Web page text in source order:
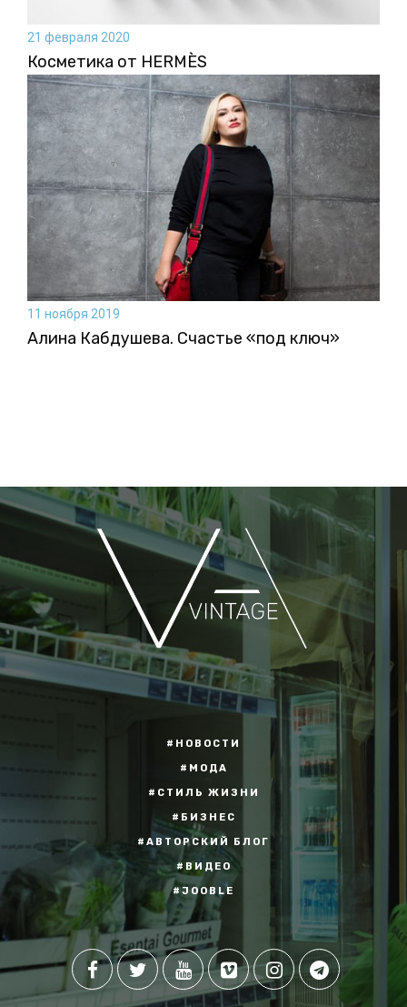
21 февраля 2020
Косметика от HERMÈS
11 ноября 2019
Алина Кабдушева. Счастье «под ключ»
#НОВОСТИ
#МОДА
#СТИЛЬ ЖИЗНИ
#БИЗНЕС
#АВТОРСКИЙ БЛОГ
#ВИДЕО
#JOOBLE